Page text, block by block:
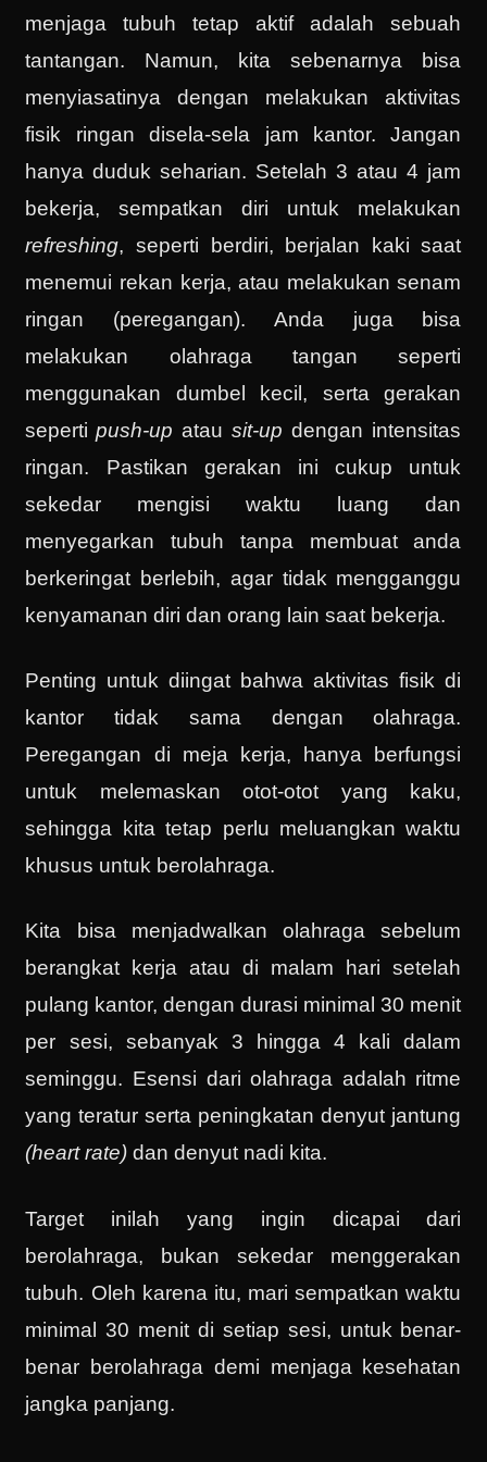
menjaga tubuh tetap aktif adalah sebuah
tantangan. Namun, kita sebenarnya bisa
menyiasatinya dengan melakukan aktivitas
fisik ringan disela-sela jam kantor. Jangan
hanya duduk seharian. Setelah 3 atau 4 jam
bekerja, sempatkan diri untuk melakukan
refreshing, seperti berdiri, berjalan kaki saat
menemui rekan kerja, atau melakukan senam
ringan (peregangan). Anda juga bisa
melakukan olahraga tangan seperti
menggunakan dumbel kecil, serta gerakan
sepertipush-upatausit-updengan intensitas
ringan. Pastikan gerakan ini cukup untuk
sekedar mengisi waktu luang dan
menyegarkan tubuh tanpa membuat anda
berkeringat berlebih, agar tidak mengganggu
kenyamanan diri dan orang lain saat bekerja.
Penting untuk diingat bahwa aktivitas fisik di
kantor tidak sama dengan olahraga.
Peregangan di meja kerja, hanya berfungsi
untuk melemaskan otot-otot yang kaku,
sehingga kita tetap perlu meluangkan waktu
khusus untuk berolahraga.
Kita bisa menjadwalkan olahraga sebelum
berangkat kerja atau di malam hari setelah
pulang kantor, dengan durasi minimal 30 menit
per sesi, sebanyak 3 hingga 4 kali dalam
seminggu. Esensi dari olahraga adalah ritme
yang teratur serta peningkatan denyut jantung
(heart rate)dan denyut nadi kita.
Target inilah yang ingin dicapai dari
berolahraga, bukan sekedar menggerakan
tubuh. Oleh karena itu, mari sempatkan waktu
minimal 30 menit di setiap sesi, untuk benar-
benar berolahraga demi menjaga kesehatan
jangka panjang.